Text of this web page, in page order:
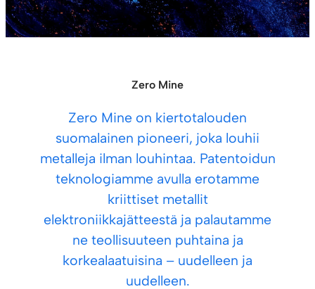
Zero Mine
Zero Mine on kiertotalouden
suomalainen pioneeri, joka louhii
metalleja ilman louhintaa. Patentoidun
teknologiamme avulla erotamme
kriittiset metallit
elektroniikkajätteestä ja palautamme
ne teollisuuteen puhtaina ja
korkealaatuisina – uudelleen ja
uudelleen.